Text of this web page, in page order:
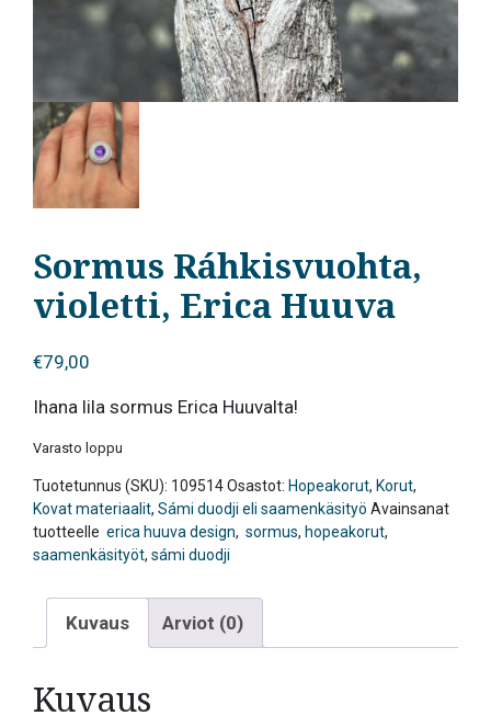
Sormus Ráhkisvuohta,
violetti, Erica Huuva
€79,00
Ihana lila sormus Erica Huuvalta!
Varasto loppu
Tuotetunnus (SKU): 109514Osastot: Hopeakorut, Korut,
Kovat materiaalit, Sámi duodji eli saamenkäsityö Avainsanat
tuotteelle erica huuva design, sormus, hopeakorut,
saamenkäsityöt, sámi duodji
Kuvaus Arviot (0)
Kuvaus